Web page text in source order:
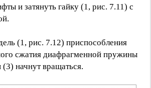
и затянуть гайку (1, рис. 7.11) с
(1, рис. 7.12) приспособления
сжатия диафрагменной пружины
начнут вращаться.